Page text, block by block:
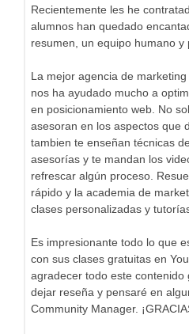
Recientemente les he
alumnos han quedado
resumen, un equipo humano y
La mejor agencia de
nos ha ayudado mucho a
en posicionamiento web. No
asesoran en los aspectos que
tambien te enseñan técnicas
asesorías y te mandan los
refrescar algún proceso.
rápido y la academia de
clases personalizadas y
Es impresionante todo lo que
con sus clases gratuitas en
agradecer todo este contenido
dejar reseña y pensaré en
Community Manager.